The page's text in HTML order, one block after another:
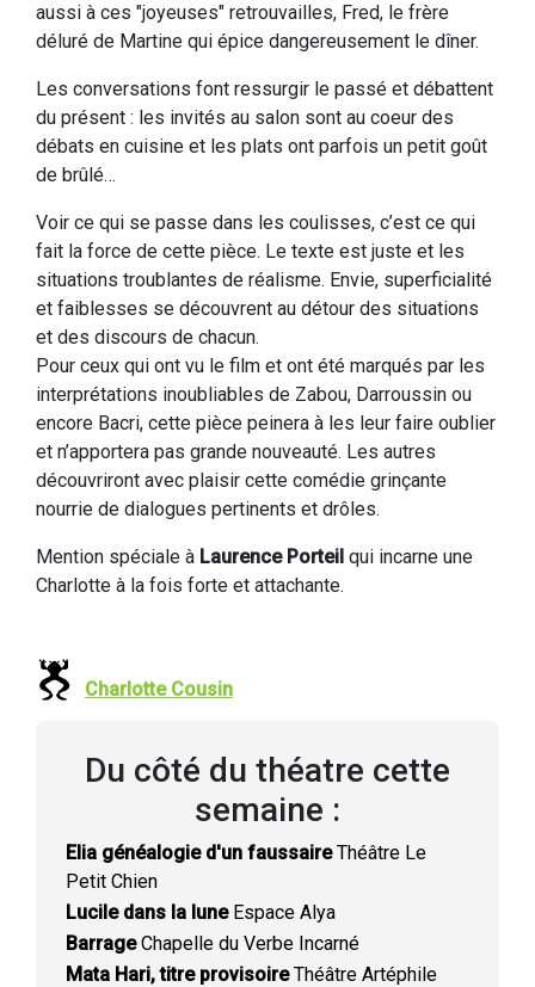
aussi à ces "joyeuses" retrouvailles, Fred, le frère
déluré de Martine qui épice dangereusement le dîner.
Les conversations font ressurgir le passé et débattent
du présent : les invités au salon sont au coeur des
débats en cuisine et les plats ont parfois un petit goût
de brûlé…
Voir ce qui se passe dans les coulisses, c’est ce qui
fait la force de cette pièce. Le texte est juste et les
situations troublantes de réalisme. Envie, superficialité
et faiblesses se découvrent au détour des situations
et des discours de chacun.
Pour ceux qui ont vu le film et ont été marqués par les
interprétations inoubliables de Zabou, Darroussin ou
encore Bacri, cette pièce peinera à les leur faire oublier
et n’apportera pas grande nouveauté. Les autres
découvriront avec plaisir cette comédie grinçante
nourrie de dialogues pertinents et drôles.
Mention spéciale à Laurence Porteil qui incarne une
Charlotte à la fois forte et attachante.
Charlotte Cousin
Du côté du théatre cette
semaine :
Elia généalogie d'un faussaireThéâtre Le
Petit Chien
Lucile dans la luneEspace Alya
BarrageChapelle du Verbe Incarné
Mata Hari, titre provisoireThéâtre Artéphile